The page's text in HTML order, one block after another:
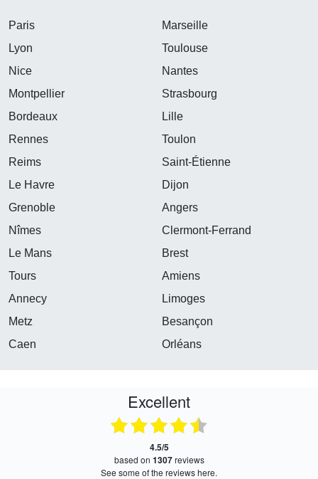
Paris
Marseille
Lyon
Toulouse
Nice
Nantes
Montpellier
Strasbourg
Bordeaux
Lille
Rennes
Toulon
Reims
Saint-Étienne
Le Havre
Dijon
Grenoble
Angers
Nîmes
Clermont-Ferrand
Le Mans
Brest
Tours
Amiens
Annecy
Limoges
Metz
Besançon
Caen
Orléans
Excellent
4.5/5
based on 1307reviews
see some of the reviews here.